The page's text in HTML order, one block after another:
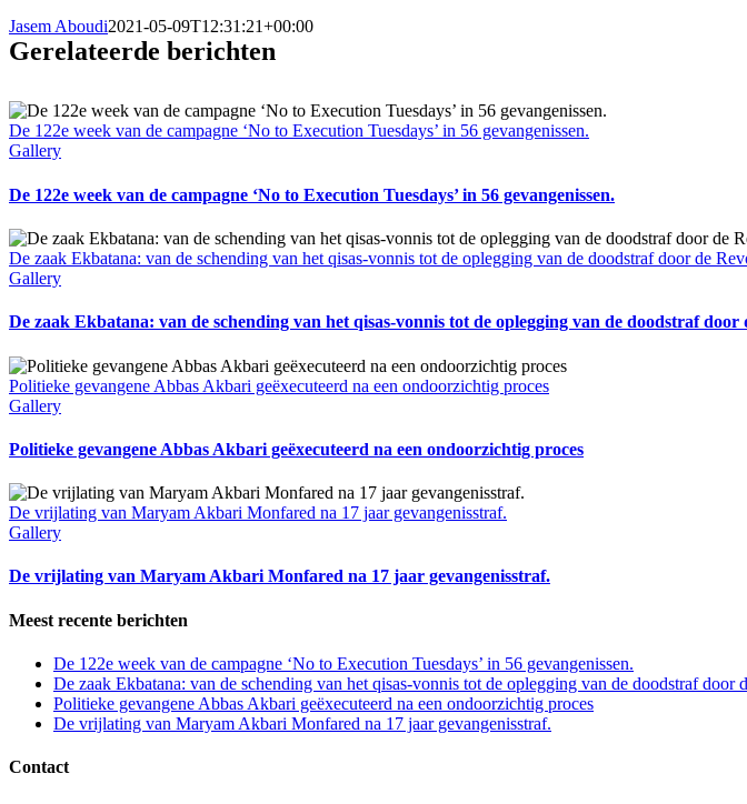
Jasem Aboudi2021-05-09T12:31:21+00:00
Gerelateerde berichten
De 122e week van de campagne ‘No to Execution Tuesdays’ in 56 gevangenissen.
Gallery
De 122e week van de campagne ‘No to Execution Tuesdays’ in 56 gevangenissen.
De zaak Ekbatana: van de schending van het qisas-vonnis tot de oplegging van de doodstraf door de
Gallery
De zaak Ekbatana: van de schending van het qisas-vonnis tot de oplegging van de doodstraf
Politieke gevangene Abbas Akbari geëxecuteerd na een ondoorzichtig proces
Gallery
Politieke gevangene Abbas Akbari geëxecuteerd na een ondoorzichtig proces
De vrijlating van Maryam Akbari Monfared na 17 jaar gevangenisstraf.
Gallery
De vrijlating van Maryam Akbari Monfared na 17 jaar gevangenisstraf.
Meest recente berichten
De 122e week van de campagne ‘No to Execution Tuesdays’ in 56 gevangenissen.
De zaak Ekbatana: van de schending van het qisas-vonnis tot de oplegging van de doodstraf door
Politieke gevangene Abbas Akbari geëxecuteerd na een ondoorzichtig proces
De vrijlating van Maryam Akbari Monfared na 17 jaar gevangenisstraf.
Contact